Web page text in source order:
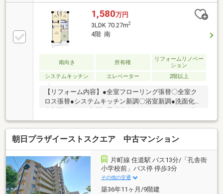
1,580万円
3LDK 70.27m2
4階 南
南向き 所有権
リフォームリノベー
ション
システムキッチン
エレベーター 2階以上
【リフォーム内容】●全室フローリング張替〇全室ク
ロス張替●システムキッチン新調〇浴室新調●洗面化粧
【おすすめポイント】■総戸数236戸の大規模マンショ
ン■3LDKでファミリー様におすすめ■南向きバルコニ
ー■対面式キッチン【アクセス】◆万代石切店：徒歩
約12分◆関西スーパー日下店：徒歩約14分◆セブンイ
レブン東大阪善根寺町3丁目店：徒歩約9分◆ココカラ
ファイン日下店：徒歩約13分◆コーナンPRO外環大東
店：徒歩約13分◆こども園善根寺保育園：徒歩約11分
◆東大阪市立孔舎衙こども園：徒歩約10分
朝日プラザイーストスクエア 中古マンション
片町線 住道駅 バス13分/「孔舎衙
小学校前」バス停 停歩3分
その他の交通
築36年11ヶ月/9階建